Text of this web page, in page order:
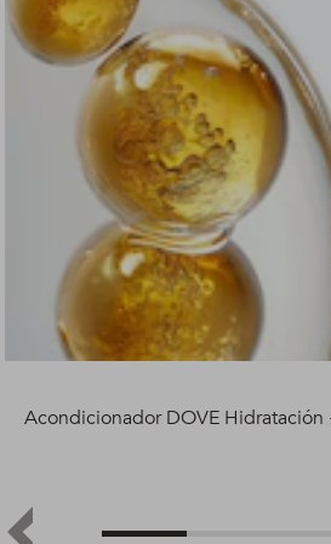
Acondicionador DOVE